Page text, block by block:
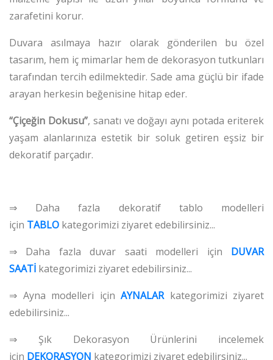
zarafetini korur.
Duvara asılmaya hazır olarak gönderilen bu özel
tasarım, hem iç mimarlar hem de dekorasyon tutkunları
tarafından tercih edilmektedir. Sade ama güçlü bir ifade
arayan herkesin beğenisine hitap eder.
“Çiçeğin Dokusu”, sanatı ve doğayı aynı potada eriterek
yaşam alanlarınıza estetik bir soluk getiren eşsiz bir
dekoratif parçadır.
⇒ Daha fazla dekoratif tablo modelleri
için TABLO kategorimizi ziyaret edebilirsiniz...
⇒ Daha fazla duvar saati modelleri için DUVAR
SAATİ kategorimizi ziyaret edebilirsiniz...
⇒ Ayna modelleri için AYNALARkategorimizi ziyaret
edebilirsiniz...
⇒ Şık Dekorasyon Ürünlerini incelemek
için DEKORASYON kategorimizi ziyaret edebilirsiniz...